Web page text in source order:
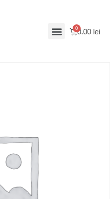
0.00 lei